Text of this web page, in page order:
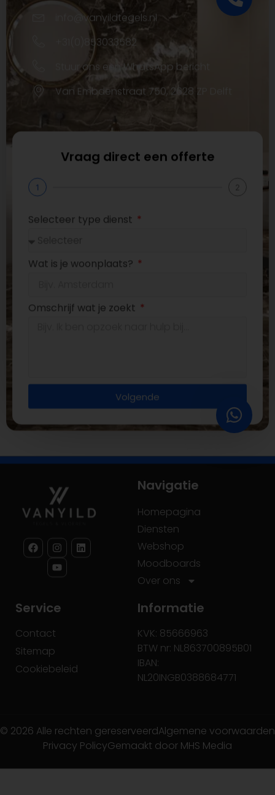
info@vanyildtegels.nl
+31(0)853033582
Stuur ons een WhatsApp bericht
Van Embdenstraat 750, 2628 ZP Delft
Vraag direct een offerte
1
Selecteer type dienst
Wat is je woonplaats?
Omschrijf wat je zoekt
Volgende
Navigatie
Homepagina
Diensten
Webshop
Moodboards
Over ons
Service
Contact
Sitemap
Cookiebeleid
Informatie
KVK: 85666963
BTW nr: NL863700895B01
IBAN:
NL20INGB0388684771
© 2026 Alle rechten gereserveerdAlgemene voorwaarden
Privacy PolicyGemaakt door MHS Media